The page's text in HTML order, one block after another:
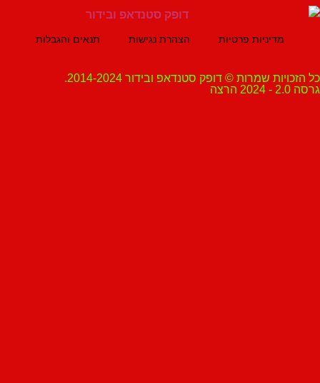
מדיניות פרטיות הצהרת נגישות תנאים והגבלות
שמרות © דופק סטנדאפ ובידור 2014-2024.